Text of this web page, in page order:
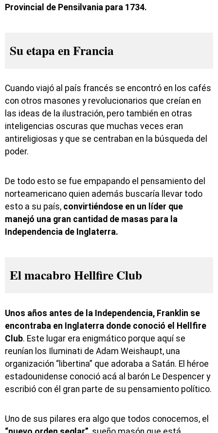
Provincial de Pensilvania para 1734.
Su etapa en Francia
Cuando viajó al país francés se encontró en los cafés
con otros masones y revolucionarios que creían en
las ideas de la ilustración, pero también en otras
inteligencias oscuras que muchas veces eran
antireligiosas y que se centraban en la búsqueda del
poder.
De todo esto se fue empapando el pensamiento del
norteamericano quien además buscaría llevar todo
esto a su país, convirtiéndose en un líder que
manejó una gran cantidad de masas para la
Independencia de Inglaterra.
El macabro Hellfire Club
Unos años antes de la Independencia, Franklin se
encontraba en Inglaterra donde conoció el Hellfire
Club. Este lugar era enigmático porque aquí se
reunían los Iluminati de Adam Weishaupt, una
organización “libertina” que adoraba a Satán. El héroe
estadounidense conoció acá al barón Le Despencer y
escribió con él gran parte de su pensamiento político.
Uno de sus pilares era algo que todos conocemos, el